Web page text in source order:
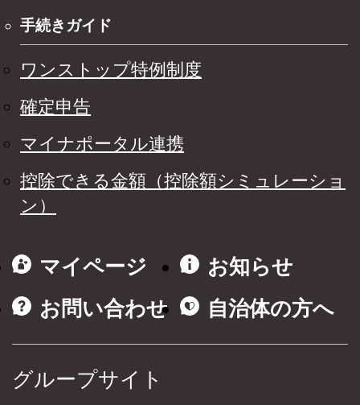
手続きガイド
ワンストップ特例制度
確定申告
マイナポータル連携
控除できる金額（控除額シミュレーショ
ン）
マイページ
お知らせ
お問い合わせ
自治体の方へ
グループサイト